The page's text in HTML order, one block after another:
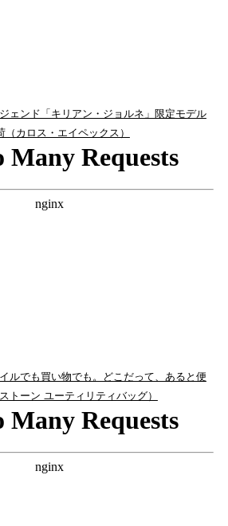
ェンド「キリアン・ジョルネ」限定モデル
カロス・エイペックス）
ルでも買い物でも。どこだって、あると便
トーン ユーティリティバッグ）